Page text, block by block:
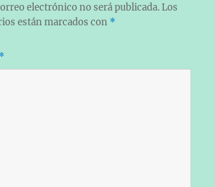
electrónico no será publicada. Los
están marcados con *
*